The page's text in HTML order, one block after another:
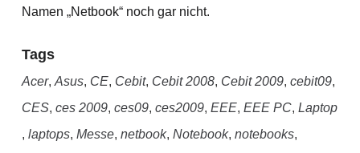
Namen „Netbook“ noch gar nicht.
Tags
Acer, Asus, CE, Cebit, Cebit 2008, Cebit 2009, cebit09,
CES, ces 2009, ces09, ces2009, EEE, EEE PC, Laptop
, laptops, Messe, netbook, Notebook, notebooks,